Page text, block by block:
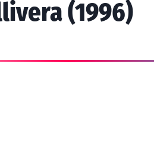
(1996)